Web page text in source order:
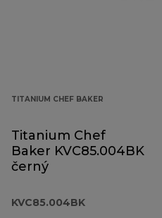
TITANIUM CHEF BAKER
Titanium Chef
Baker KVC85.004BK
černý
KVC85.004BK